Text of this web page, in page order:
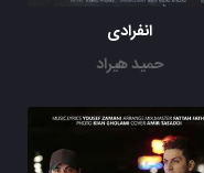
انفرادی
حمید هیراد